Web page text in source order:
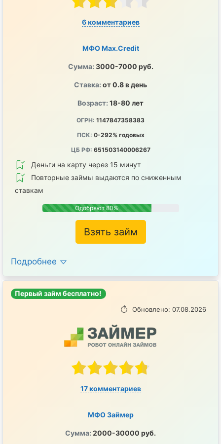
6 комментариев
МФО Max.Credit
Сумма: 3000-7000 руб.
Ставка: от 0.8 в день
Возраст: 18-80 лет
ОГРН: 1147847358383
ПСК: 0-292% годовых
ЦБ РФ: 651503140006267
Деньги на карту через 15 минут
Повторные займы выдаются по сниженным
ставкам
Одобряют 80%
Взять займ
Подробнее
Первый займ бесплатно!
Обновлено: 07.08.2026
17 комментариев
МФО Займер
Сумма: 2000-30000 руб.